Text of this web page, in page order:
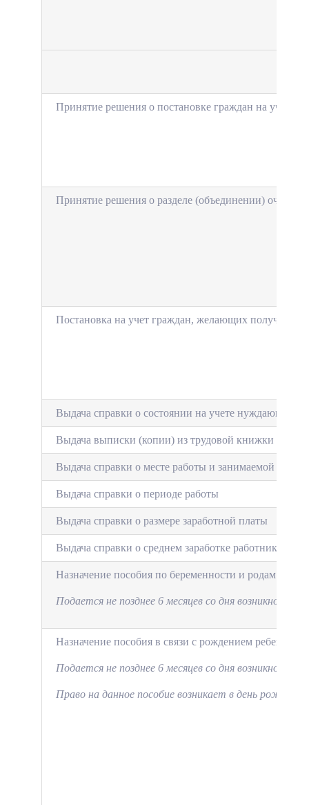
Принятие решения о постановке граждан на учет
Принятие решения о разделе (объединении) очере­ди
Постановка на учет граж­дан, желающих получить
Выдача справки о состоянии на учете
Выдача выписки (копии) из трудовой книжки
Выдача справки о месте работы и занимаемой
Выдача справки о периоде работы
Выдача справки о размере заработной платы
Выдача справки о среднем заработке работника
Назначение пособия по беременности и родам
Подается не позднее 6 месяцев со дня
Назначение пособия в связи с рождением ребенка.
Подается не позднее 6 месяцев со дня
Право на данное пособие возникает в день